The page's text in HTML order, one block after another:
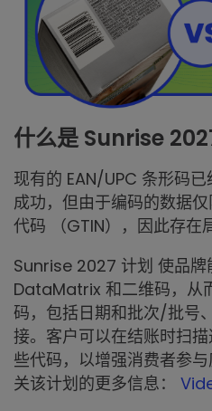
什么是 Sunrise
现有的 EAN/UPC 条形码
成功，但由于编码的数据
代码 （GTIN），因此存在
Sunrise 2027 计划 使品牌
DataMatrix 和二维码，从
码，包括日期和批次/批号
接。客户可以在结账时扫
些代码，以增强消费者参
关该计划的更多信息：